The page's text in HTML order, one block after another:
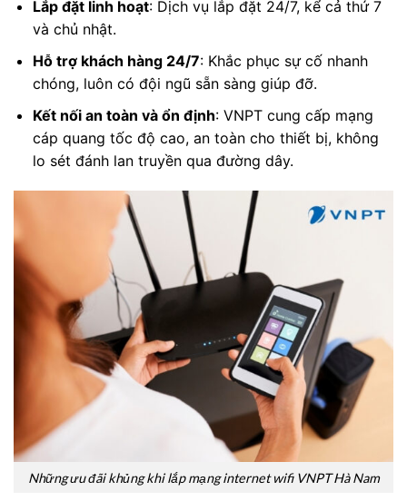
Lắp đặt linh hoạt: Dịch vụ lắp đặt 24/7, kể cả thứ 7
và chủ nhật.
Hỗ trợ khách hàng 24/7: Khắc phục sự cố nhanh
chóng, luôn có đội ngũ sẵn sàng giúp đỡ.
Kết nối an toàn và ổn định: VNPT cung cấp mạng
cáp quang tốc độ cao, an toàn cho thiết bị, không
lo sét đánh lan truyền qua đường dây.
Những ưu đãi khủng khi lắp mạng internet wifi VNPT Hà Nam